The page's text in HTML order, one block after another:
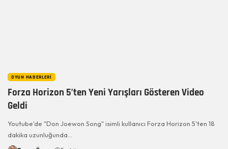
OYUN HABERLERI
Forza Horizon 5’ten Yeni Yarışları Gösteren Video
Geldi
Youtube'de "Don Joewon Song" isimli kullanıcı Forza Horizon 5'ten 18
dakika uzunluğunda…